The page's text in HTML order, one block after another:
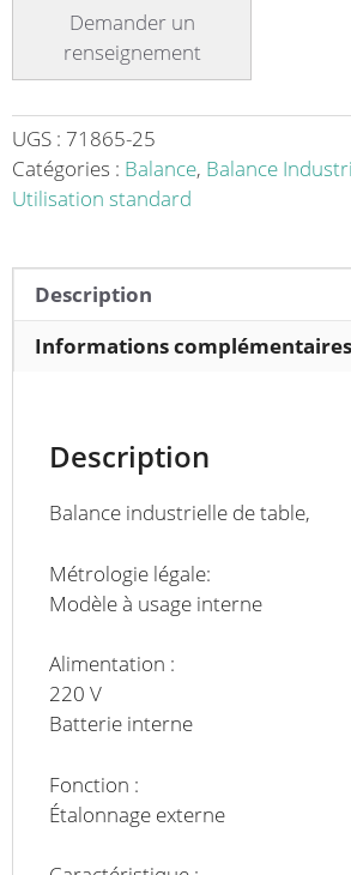
industrielle
de
table
modèle
RXT-
UGS : 71865-25
Catégories : Balance, Balance
Utilisation standard
Description
Informations complémentaires
Description
Balance industrielle de table,
Métrologie légale:
Modèle à usage interne
Alimentation :
220 V
Batterie interne
Fonction :
Étalonnage externe